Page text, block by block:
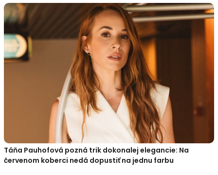
Táňa Pauhofová pozná trik dokonalej elegancie: Na
červenom koberci nedá dopustiť na jednu farbu